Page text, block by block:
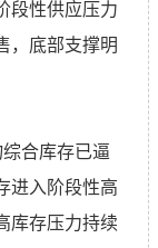
段性供应压力
，底部支撑明
合库存已逼
进入阶段性高
库存压力持续